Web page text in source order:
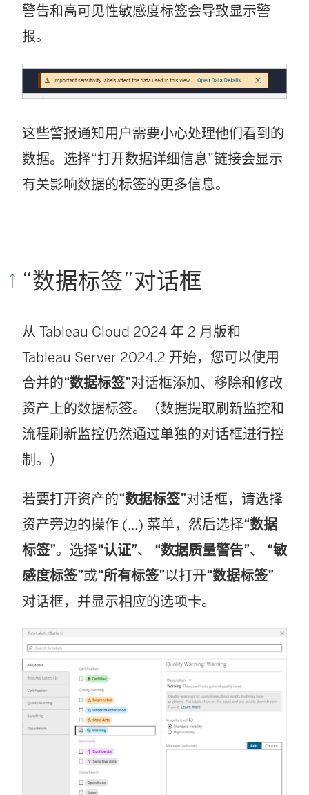
警告和高可见性敏感度标签会导致显示警
报。
这些警报通知用户需要小心处理他们看到的
数据。选择“打开数据详细信息”链接会显示
有关影响数据的标签的更多信息。
“数据标签”对话框
从 Tableau Cloud 2024 年 2 月版和
Tableau Server 2024.2 开始，您可以使用
合并的“数据标签”对话框添加、移除和修改
资产上的数据标签。（数据提取刷新监控和
流程刷新监控仍然通过单独的对话框进行控
制。）
若要打开资产的“数据标签”对话框，请选择
资产旁边的操作 (...) 菜单，然后选择“数据
标签”。选择“认证”、 “数据质量警告”、 “敏
感度标签”或“所有标签”以打开“数据标签”
对话框，并显示相应的选项卡。